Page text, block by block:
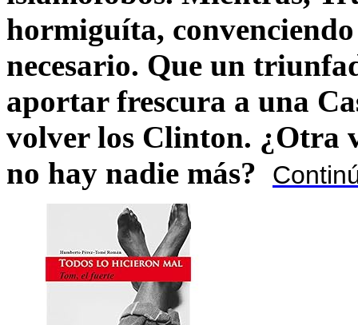
hormiguíta,
necesario. Que un
aportar frescura a una
volver los Clinton. ¿Otra
no hay nadie más?